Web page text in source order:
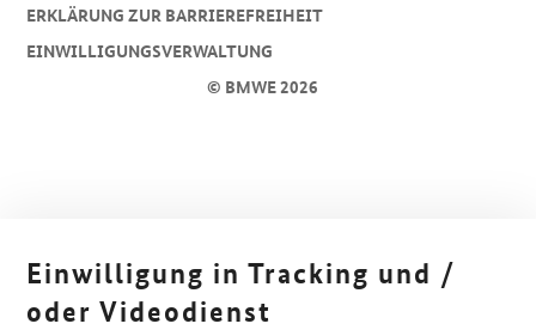
© BMWE 2026
ERKLÄRUNG ZUR BARRIEREFREIHEIT
EINWILLIGUNGSVERWALTUNG
Einwilligung in Tracking und /
oder Videodienst